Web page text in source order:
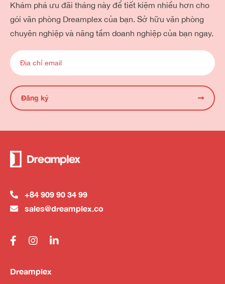
Khám phá ưu đãi tháng này để tiết kiệm nhiều hơn cho
gói văn phòng Dreamplex của bạn. Sở hữu văn phòng
chuyên nghiệp và nâng tầm doanh nghiệp của bạn ngay.
Đăng ký
+84 909 90 34 99
sales@dreamplex.co
Dreamplex